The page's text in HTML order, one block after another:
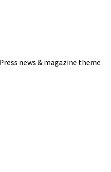
news & magazine theme